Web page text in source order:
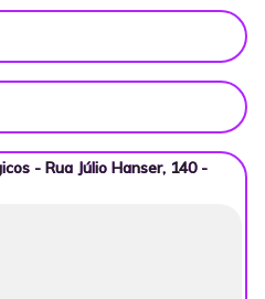
- Rua Júlio Hanser, 140 -